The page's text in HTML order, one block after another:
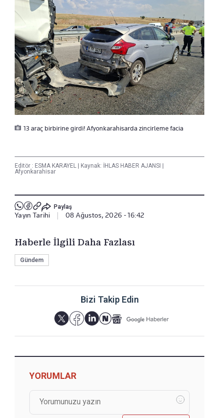
13 araç birbirine girdi! Afyonkarahisarda zincirleme facia
Editör : ESMA KARAYEL Kaynak: İHLAS HABER AJANSI
Afyonkarahisar
Paylaş
Yayın Tarihi 08 Ağustos, 2026 - 16:42
Haberle İlgili Daha Fazlası
Gündem
Bizi Takip Edin
YORUMLAR